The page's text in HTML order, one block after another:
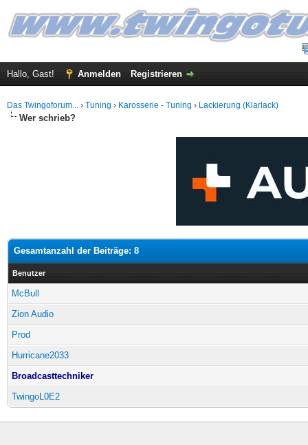
Hallo, Gast! Anmelden Registrieren
Das Twingoforum... › Tuning › Karosserie - Tuning › Lackierung (Klarlack)
Wer schrieb?
Gesamtanzahl der Beiträge: 8
Benutzer
McBull
Zion Audio
Prod
Hurricane2033
Broadcasttechniker
TwingoL0E2